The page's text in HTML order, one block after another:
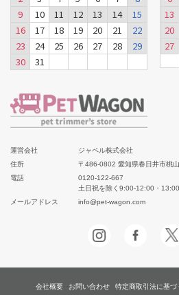
9
10 11 12 13 14
15
16
17 18 19 20 21
22
23
24 25 26 27 28
29
30
31
13
20
27
運営会社
ジャペル株式会社
住所
〒486-0802 愛知県春日井市桃
電話
0120-122-667
土日祝を除く9:00-12:00・
メールアドレス
info@pet-wagon.com
会社概要 お問い合わせ 特定商取引法に基づ